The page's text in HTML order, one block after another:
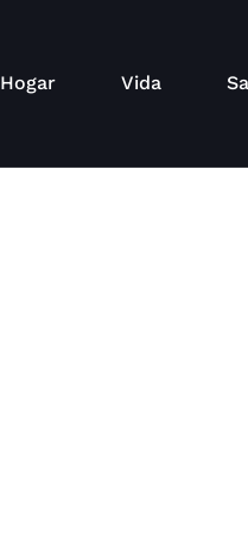
Hogar Vida